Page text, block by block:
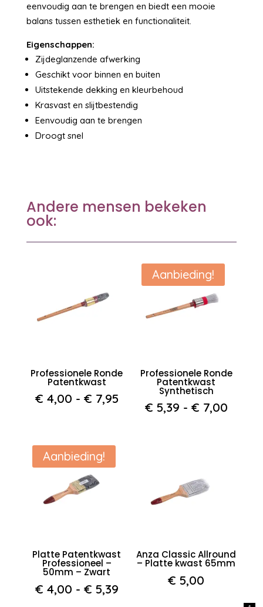
eenvoudig aan te brengen en biedt een mooie
balans tussen esthetiek en functionaliteit.
Eigenschappen:
Zijdeglanzende afwerking
Geschikt voor binnen en buiten
Uitstekende dekking en kleurbehoud
Krasvast en slijtbestendig
Eenvoudig aan te brengen
Droogt snel
Andere mensen bekeken
ook:
Professionele Ronde
Patentkwast
€ 4,00 - € 7,95Prijsklasse:
€ 4,00
Aanbieding!
Professionele Ronde
Patentkwast
Synthetisch
€ 5,39 - € 7,00
Aanbieding!
Platte Patentkwast
Professioneel –
50mm – Zwart
€ 4,00 - € 5,39Prijsklasse:
Anza Classic Allround
– Platte kwast 65mm
€ 5,00